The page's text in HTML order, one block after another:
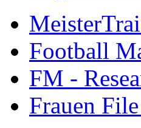
Football
FM -
Frauen